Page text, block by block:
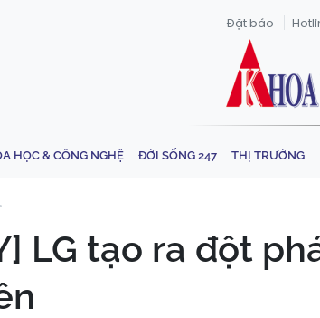
Đặt báo
HỌC & CÔNG NGHỆ ĐỜI SỐNG 247 THỊ TRƯỜNG
LG tạo ra đột